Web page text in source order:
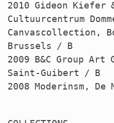
2010 Gideon Kiefer
Cultuurcentrum
Canvascollection,
Brussels / B
2009 B&C Group
Saint-Guibert / B
2008 Moderinsm,